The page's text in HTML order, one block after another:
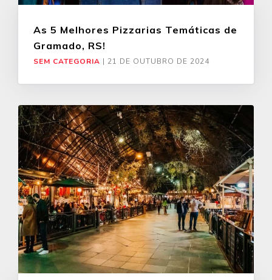
As 5 Melhores Pizzarias Temáticas de
Gramado, RS!
SEM CATEGORIA | 21 DE OUTUBRO DE 2024